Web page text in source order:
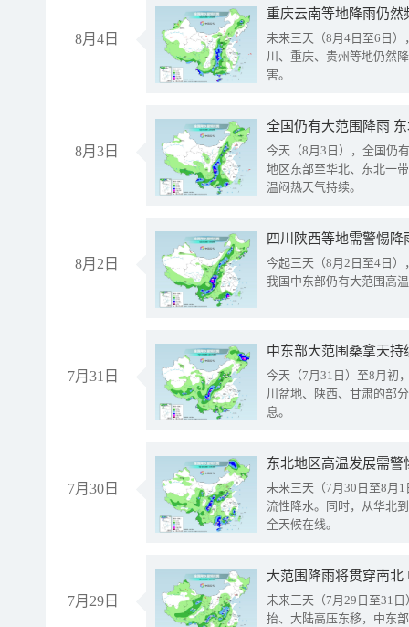
8月4日
重庆云南等地降雨仍然
未来三天（8月4日至6日
川、重庆、贵州等地仍然
害。
8月3日
全国仍有大范围降雨
今天（8月3日），全国仍
地区东部至华北、东北一
温闷热天气持续。
8月2日
今起三天（8月2日至4日
我国中东部仍有大范围高
7月31日
中东部大范围桑拿天
今天（7月31日）至8月初
川盆地、陕西、甘肃的部
息。
7月30日
东北地区高温发展需
未来三天（7月30日至8月
流性降水。同时，从华北
全天候在线。
7月29日
大范围降雨将贯穿南
未来三天（7月29日至31
抬、大陆高压东移，中东